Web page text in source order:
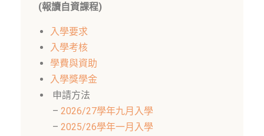
(報讀自資課程)
入學要求
入學考核
學費與資助
入學獎學金
申請方法
– 2026/27學年九月入學
– 2025/26學年一月入學